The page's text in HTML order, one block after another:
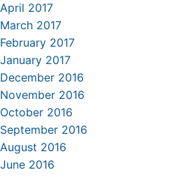
April 2017
March 2017
February 2017
January 2017
December 2016
November 2016
October 2016
September 2016
August 2016
June 2016